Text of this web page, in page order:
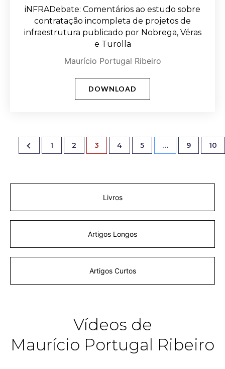
Livros
Artigos Longos
Artigos Curtos
iNFRADebate: Comentários ao estudo sobre
contratação incompleta de projetos de
infraestrutura publicado por Nobrega, Véras
e Turolla
Maurício Portugal Ribeiro
DOWNLOAD
1 2 3 4 5 … 9 10
Vídeos de
Maurício Portugal Ribeiro